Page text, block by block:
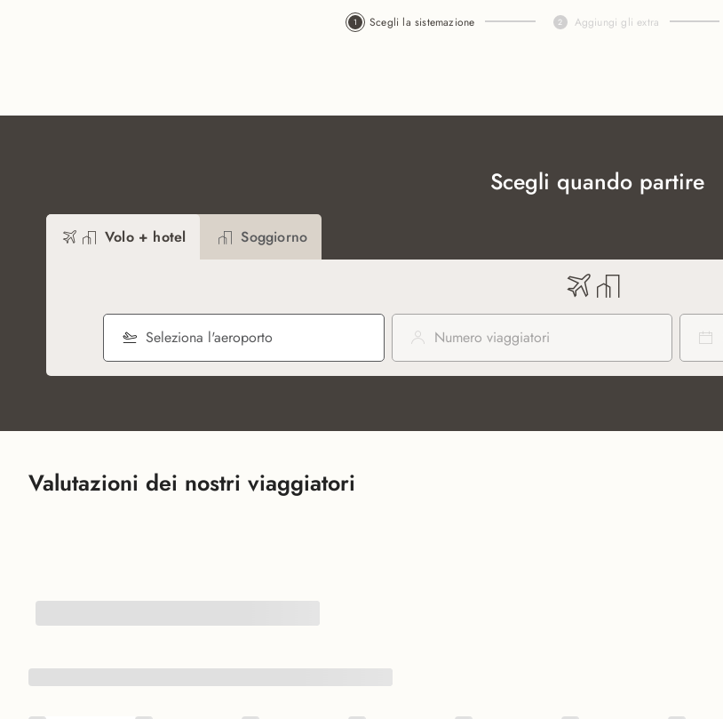
Scegli la sistemazione Aggiungi gli extra
Scegli quando partire
Volo + hotel Soggiorno
Seleziona l'aeroporto Numero viaggiatori
Valutazioni dei nostri viaggiatori